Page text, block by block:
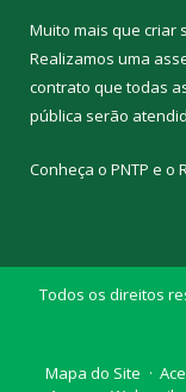
Muito mais que criar
Realizamos uma
contrato que todas
pública serão
Conheça o PNTP e o
Todos os direitos
Mapa do Site